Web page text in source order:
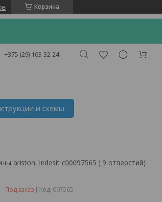
Корзина
+375 (29) 103-32-24
и схемы
ariston, indesit c00097565 ( 9 отверстий)
Под заказ Код: 097565